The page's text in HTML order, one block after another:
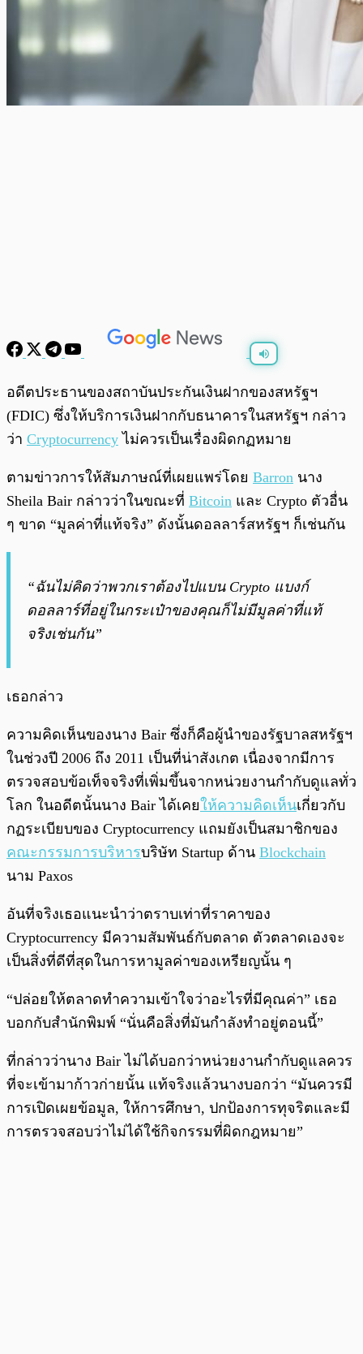
/
อดีตประธานของสถาบันประกันเงินฝากของสหรัฐฯ
(FDIC) ซึ่งให้บริการเงินฝากกับธนาคารในสหรัฐฯ กล่าว
ว่า Cryptocurrency ไม่ควรเป็นเรื่องผิดกฏหมาย
ตามข่าวการให้สัมภาษณ์ที่เผยแพร่โดย Barron นาง
Sheila Bair กล่าวว่าในขณะที่ Bitcoin และ Crypto ตัวอื่น
ๆ ขาด “มูลค่าที่แท้จริง” ดังนั้นดอลลาร์สหรัฐฯ ก็เช่นกัน
“ฉันไม่คิดว่าพวกเราต้องไปแบน Crypto แบงก์
ดอลลาร์ที่อยู่ในกระเป๋าของคุณก็ไม่มีมูลค่าที่แท้
จริงเช่นกัน”
เธอกล่าว
ความคิดเห็นของนาง Bair ซึ่งก็คือผู้นำของรัฐบาลสหรัฐฯ
ในช่วงปี 2006 ถึง 2011 เป็นที่น่าสังเกต เนื่องจากมีการ
ตรวจสอบข้อเท็จจริงที่เพิ่มขึ้นจากหน่วยงานกำกับดูแลทั่ว
โลก ในอดีตนั้นนาง Bair ได้เคยให้ความคิดเห็นเกี่ยวกับ
กฏระเบียบของ Cryptocurrency แถมยังเป็นสมาชิกของ
คณะกรรมการบริหารบริษัท Startup ด้าน Blockchain
นาม Paxos
อันที่จริงเธอแนะนำว่าตราบเท่าที่ราคาของ
Cryptocurrency มีความสัมพันธ์กับตลาด ตัวตลาดเองจะ
เป็นสิ่งที่ดีที่สุดในการหามูลค่าของเหรียญนั้น ๆ
“ปล่อยให้ตลาดทำความเข้าใจว่าอะไรที่มีคุณค่า” เธอ
บอกกับสำนักพิมพ์ “นั่นคือสิ่งที่มันกำลังทำอยู่ตอนนี้”
ที่กล่าวว่านาง Bair ไม่ได้บอกว่าหน่วยงานกำกับดูแลควร
ที่จะเข้ามาก้าวก่ายนั้น แท้จริงแล้วนางบอกว่า “มันควรมี
การเปิดเผยข้อมูล, ให้การศึกษา, ปกป้องการทุจริตและมี
การตรวจสอบว่าไม่ได้ใช้กิจกรรมที่ผิดกฎหมาย”